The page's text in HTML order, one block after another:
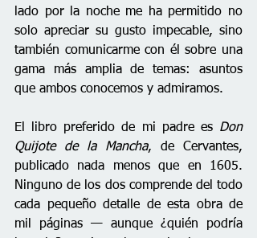
lado por la noche me ha permitido no
solo apreciar su gusto impecable, sino
también comunicarme con él sobre una
gama más amplia de temas: asuntos
que ambos conocemos y admiramos.
El libro preferido de mi padre es Don
Quijote de la Mancha, de Cervantes,
publicado nada menos que en 1605.
Ninguno de los dos comprende del todo
cada pequeño detalle de esta obra de
mil páginas — aunque ¿quién podría